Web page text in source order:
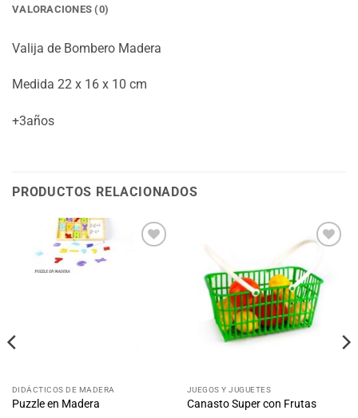
VALORACIONES (0)
Valija de Bombero Madera
Medida 22 x 16 x 10 cm
+3años
PRODUCTOS RELACIONADOS
DIDÁCTICOS DE MADERA
Puzzle en Madera
lista
de
deseos
JUEGOS Y JUGUETES
Canasto Super con Frutas